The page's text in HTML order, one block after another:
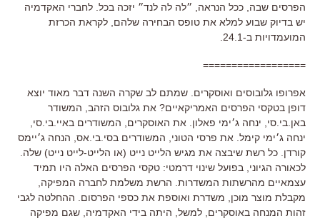
הפרסים שבה, ככל הנראה, ״לה לה לנד״ יזכה בכל. לחברי האקדמיה
יש בדיוק שבוע למלא את טופס הבחירה שלהם, לקראת הכרזת
המועמדויות ב-24.1.
==================
אפרופו גלובוסים ואוסקרים. שמתם לב שקרה השנה דבר מאוד יוצא
דופן בטקסי הפרסים האמריקאיים? את גלובוס הזהב, המשודר
באן.בי.סי, ינחה ג׳ימי פאלון. את האוסקרים, המשודרים באיי.בי.סי,
ינחה ג׳ימי קימל. את פרסי הטוני, המשודרים בסי.בי.אס, הנחה ג׳יימס
קורדן. כל רשת שיבצה את מגיש הלייט נייט (או הלייט-לייט נייט) שלה.
לכאורה הגיוני, בפועל שינוי דרמטי: טקסי הפרסים האלה היו תמיד
עצמאיים מהרשתות המשדרות. הרשת משלמת לחברה המפיקה,
מקבלת מוצר מוכן, משדרת ואוספת את כספי הפרסום. ההחלטה לגבי
זהות המנחה באוסקרים, למשל, היתה בידי האקדמיה, שגם מפיקה